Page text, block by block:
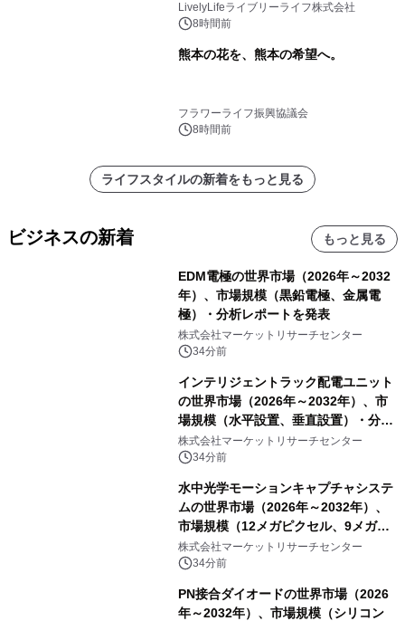
LivelyLifeライブリーライフ株式会社
8時間前
熊本の花を、熊本の希望へ。
フラワーライフ振興協議会
8時間前
ライフスタイルの新着をもっと見る
ビジネスの新着 もっと見る
EDM電極の世界市場（2026年～2032
年）、市場規模（黒鉛電極、金属電
極）・分析レポートを発表
株式会社マーケットリサーチセンター
34分前
インテリジェントラック配電ユニット
の世界市場（2026年～2032年）、市
場規模（水平設置、垂直設置）・分析
レポートを発表
株式会社マーケットリサーチセンター
34分前
水中光学モーションキャプチャシステ
ムの世界市場（2026年～2032年）、
市場規模（12メガピクセル、9メガピ
クセル、4メガピクセル、2メガピクセ
ル、その他）・分析レポートを発表
株式会社マーケットリサーチセンター
34分前
PN接合ダイオードの世界市場（2026
年～2032年）、市場規模（シリコン